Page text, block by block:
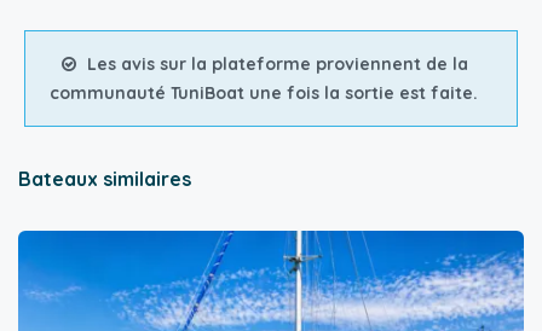
Les avis sur la plateforme proviennent de la
communauté TuniBoat une fois la sortie est faite.
Bateaux similaires